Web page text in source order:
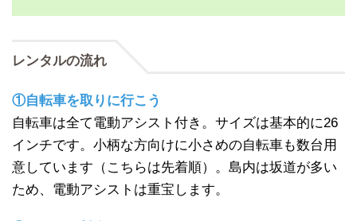
レンタルの流れ
①自転車を取りに行こう
自転車は全て電動アシスト付き。サイズは基本的に26
インチです。小柄な方向けに小さめの自転車も数台用
意しています（こちらは先着順）。島内は坂道が多い
ため、電動アシストは重宝します。